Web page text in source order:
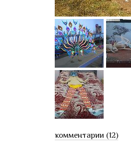
комментарии (12)